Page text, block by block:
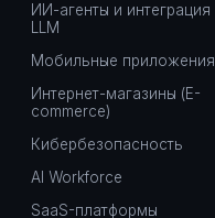
ИИ-агенты и интеграция
LLM
Мобильные приложения
Интернет-магазины (E-
commerce)
Кибербезопасность
AI Workforce
SaaS-платформы